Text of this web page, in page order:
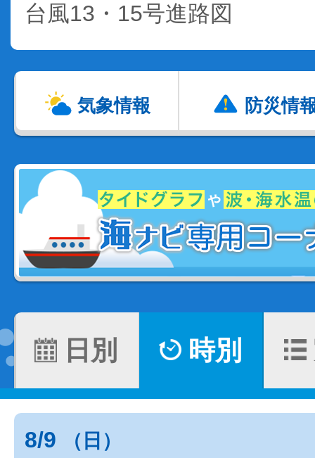
台風13・15号進路図
気象情報 防災情
日別 時別
8/9 （日）